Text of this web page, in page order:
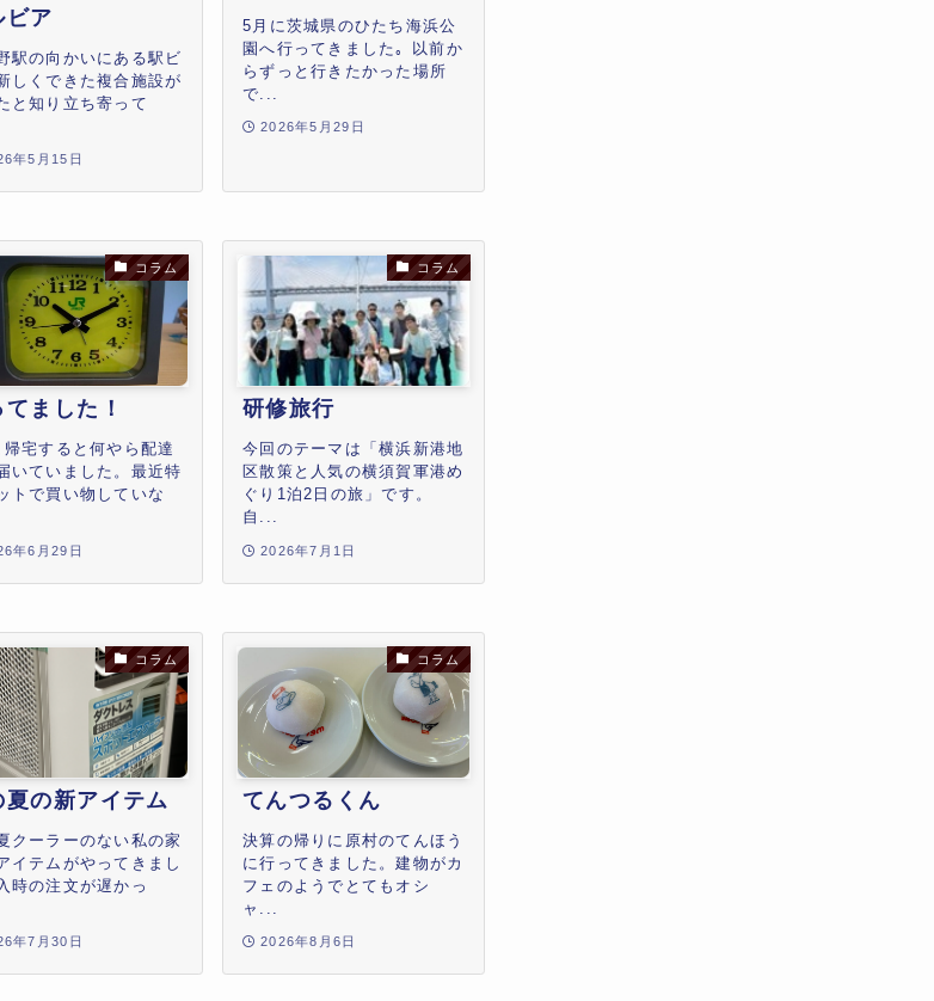
ビア
駅の向かいにある駅ビ
しくできた複合施設が
と知り立ち寄って
年5月15日
5月に茨城県のひたち海浜公
園へ行ってきました｡ 以前か
らずっと行きたかった場所
で...
2026年5月29日
コラム
ました！
帰宅すると何やら配達
いていました。最近特
トで買い物していな
年6月29日
コラム
研修旅行
今回のテーマは「横浜新港地
区散策と人気の横須賀軍港め
ぐり1泊2日の旅」です。
自...
2026年7月1日
コラム
夏の新アイテム
クーラーのない私の家
イテムがやってきまし
時の注文が遅かっ
年7月30日
コラム
てんつるくん
決算の帰りに原村のてんほう
に行ってきました。建物がカ
フェのようでとてもオシ
ャ...
2026年8月6日